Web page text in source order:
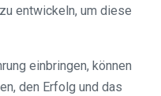
entwickeln, um diese
einbringen, können
den Erfolg und das